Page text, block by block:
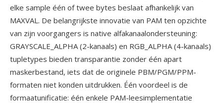
elke sample één of twee bytes beslaat afhankelijk van
MAXVAL. De belangrijkste innovatie van PAM ten opzichte
van zijn voorgangers is native alfakanaalondersteuning:
GRAYSCALE_ALPHA (2-kanaals) en RGB_ALPHA (4-kanaals)
tupletypes bieden transparantie zonder één apart
maskerbestand, iets dat de originele PBM/PGM/PPM-
formaten niet konden uitdrukken. Één voordeel is de
formaatunificatie: één enkele PAM-leesimplementatie